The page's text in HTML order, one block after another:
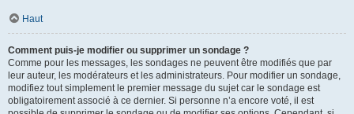
Haut
Comment puis-je modifier ou supprimer un sondage ?
Comme pour les messages, les sondages ne peuvent être modifiés que par
leur auteur, les modérateurs et les administrateurs. Pour modifier un sondage,
modifiez tout simplement le premier message du sujet car le sondage est
obligatoirement associé à ce dernier. Si personne n’a encore voté, il est